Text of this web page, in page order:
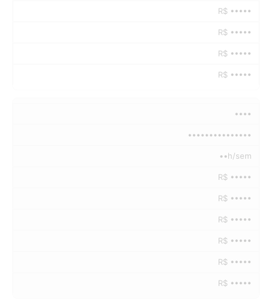
R$ •••••
R$ •••••
R$ •••••
R$ •••••
••••
•••••••••••••••
••h/sem
R$ •••••
R$ •••••
R$ •••••
R$ •••••
R$ •••••
R$ •••••